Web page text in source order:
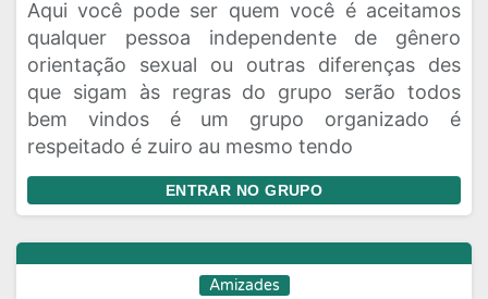
Aqui você pode ser quem você é aceitamos
qualquer pessoa independente de gênero
orientação sexual ou outras diferenças des
que sigam às regras do grupo serão todos
bem vindos é um grupo organizado é
respeitado é zuiro au mesmo tendo
ENTRAR NO GRUPO
Amizades